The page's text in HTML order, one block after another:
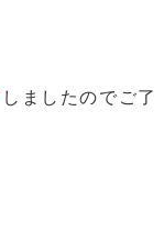
しましたのでご了